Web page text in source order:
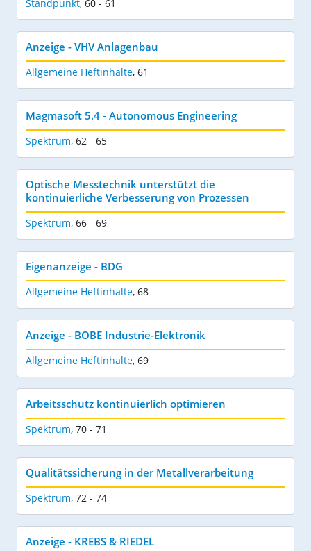
Standpunkt, 60 - 61
Anzeige - VHV Anlagenbau
Allgemeine Heftinhalte, 61
Magmasoft 5.4 - Autonomous Engineering
Spektrum, 62 - 65
Optische Messtechnik unterstützt die
kontinuierliche Verbesserung von Prozessen
Spektrum, 66 - 69
Eigenanzeige - BDG
Allgemeine Heftinhalte, 68
Anzeige - BOBE Industrie-Elektronik
Allgemeine Heftinhalte, 69
Arbeitsschutz kontinuierlich optimieren
Spektrum, 70 - 71
Qualitätssicherung in der Metallverarbeitung
Spektrum, 72 - 74
Anzeige - KREBS & RIEDEL